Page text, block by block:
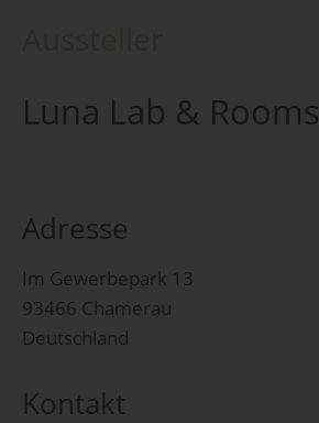
Luna Lab & Rooms
Adresse
Im Gewerbepark 13
93466 Chamerau
Deutschland
Kontakt